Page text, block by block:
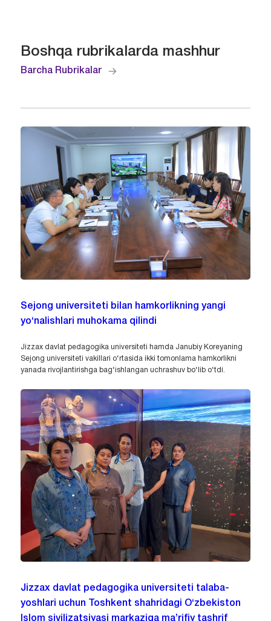
Boshqa rubrikalarda mashhur
Barcha Rubrikalar
Sejong universiteti bilan hamkorlikning yangi
yo‘nalishlari muhokama qilindi
Jizzax davlat pedagogika universiteti hamda Janubiy Koreyaning
Sejong universiteti vakillari o‘rtasida ikki tomonlama hamkorlikni
yanada rivojlantirishga bag‘ishlangan uchrashuv bo‘lib o‘tdi.
Jizzax davlat pedagogika universiteti talaba-
yoshlari uchun Toshkent shahridagi O‘zbekiston
Islom sivilizatsiyasi markaziga ma’rifiy tashrif